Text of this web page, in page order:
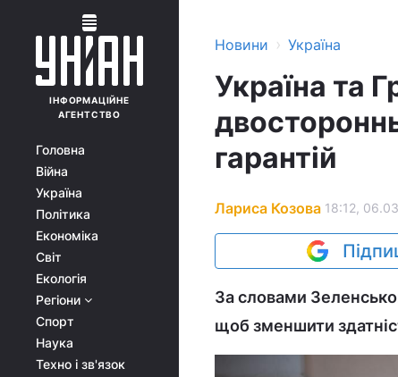
ІНФОРМАЦІЙНЕ
АГЕНТСТВО
Головна
Війна
Україна
Політика
Економіка
Світ
Екологія
Регіони
Спорт
Наука
Техно і зв'язок
Новини › Україна
Україна та
гарантій
Лариса Козова 18:12,
За словами
щоб зменшити